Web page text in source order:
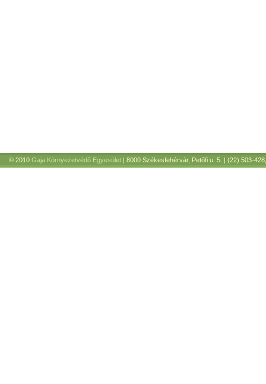
© 2010 Gaja Környezetvédő Egyesület | 8000 Székesfehérvár, Petőfi u. 5. | (22) 503-